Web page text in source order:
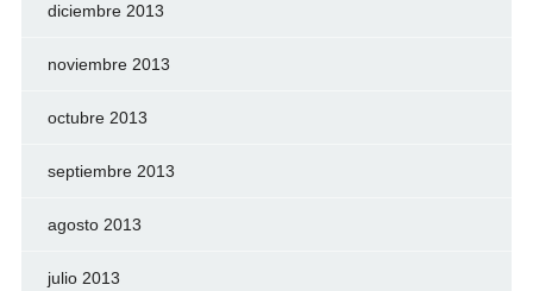
diciembre 2013
noviembre 2013
octubre 2013
septiembre 2013
agosto 2013
julio 2013